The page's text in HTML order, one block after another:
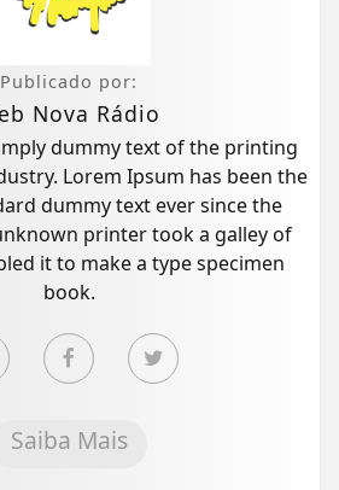
Publicado por:
Nova Rádio
dummy text of the printing
Lorem Ipsum has been the
dummy text ever since the
printer took a galley of
it to make a type specimen
book.
Saiba Mais